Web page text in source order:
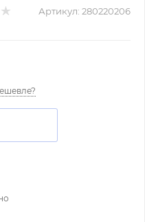
Артикул: 280220206